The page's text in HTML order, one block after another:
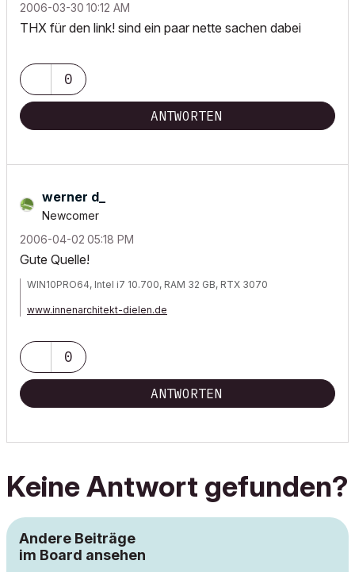
‎2006-03-30 10:12 AM
THX für den link! sind ein paar nette sachen dabei
0
ANTWORTEN
werner d_
Newcomer
‎2006-04-02 05:18 PM
Gute Quelle!
WIN10PRO64, Intel i7 10.700, RAM 32 GB, RTX 3070
www.innenarchitekt-dielen.de
0
ANTWORTEN
Keine Antwort gefunden?
Andere Beiträge
im Board ansehen